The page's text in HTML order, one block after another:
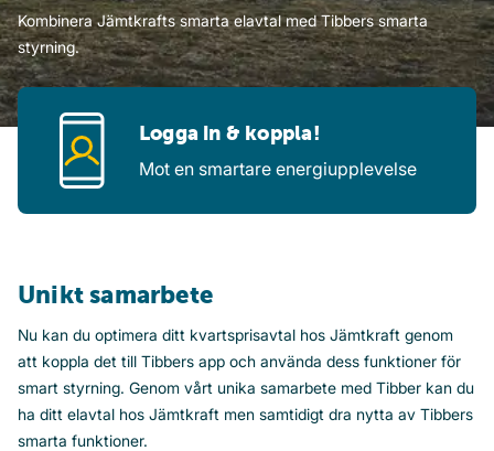
Kombinera Jämtkrafts smarta elavtal med Tibbers smarta
styrning.
Logga in & koppla!
Mot en smartare energiupplevelse
Unikt samarbete
Nu kan du optimera ditt kvartsprisavtal hos Jämtkraft genom
att koppla det till Tibbers app och använda dess funktioner för
smart styrning. Genom vårt unika samarbete med Tibber kan du
ha ditt elavtal hos Jämtkraft men samtidigt dra nytta av Tibbers
smarta funktioner.